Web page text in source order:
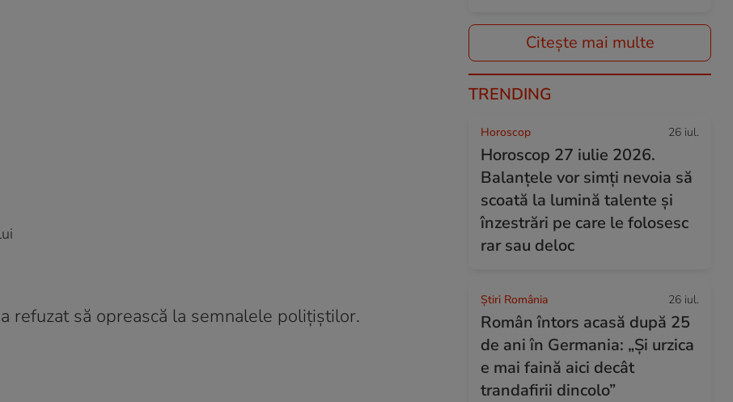
refuzat să oprească la semnalele polițiștilor.
Citește mai multe
TRENDING
Horoscop 26 iul.
Horoscop 27 iulie 2026.
Balanțele vor simți nevoia să
scoată la lumină talente și
înzestrări pe care le folosesc
rar sau deloc
Știri România 26 iul.
Român întors acasă după 25
de ani în Germania: „Și urzica
e mai faină aici decât
trandafirii dincolo”